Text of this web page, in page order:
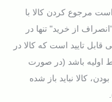
مرجوع کردن کالا با
از خرید" تنها در
قابل تایید است که کالا در
اولیه باشد (در صورت
کالا نباید باز شده